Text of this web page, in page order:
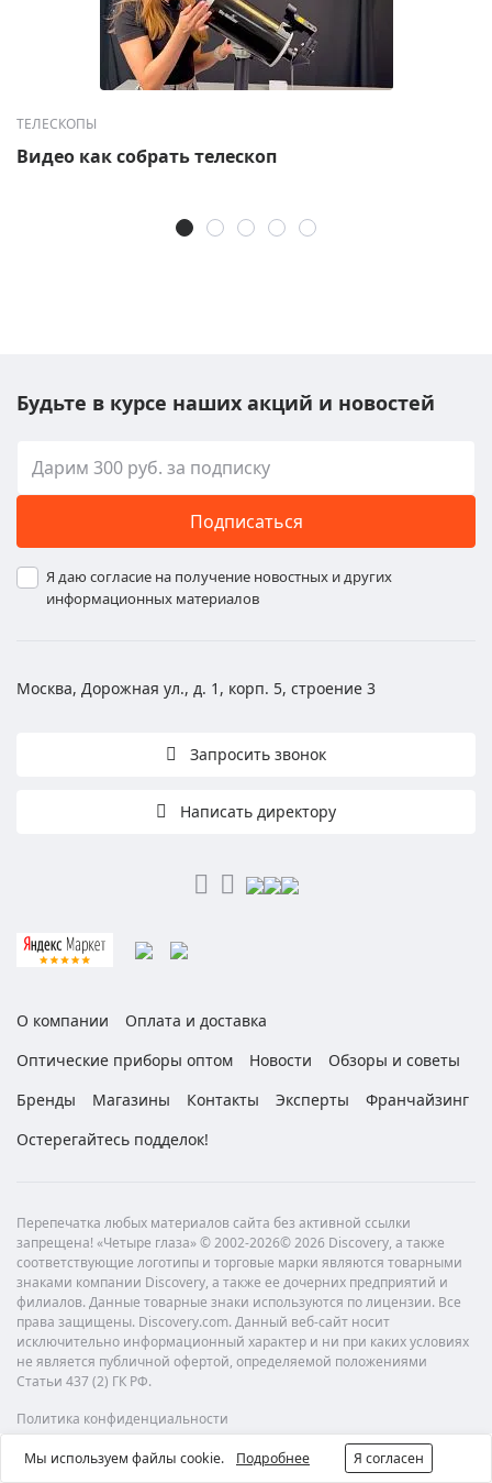
ТЕЛЕСКОПЫ
Видео как собрать телескоп
Будьте в курсе наших акций и новостей
Подписаться
Я даю согласие на получение новостных и других
информационных материалов
Москва, Дорожная ул., д. 1, корп. 5, строение 3
Запросить звонок
Написать директору
О компании
Оплата и доставка
Оптические приборы оптом
Новости
Обзоры и советы
Бренды
Магазины Контакты Эксперты
Франчайзинг
Остерегайтесь подделок!
Перепечатка любых материалов сайта без активной ссылки
запрещена! «Четыре глаза» © 2002-2026© 2026 Discovery, а также
соответствующие логотипы и торговые марки являются товарными
знаками компании Discovery, а также ее дочерних предприятий и
филиалов. Данные товарные знаки используются по лицензии. Все
права защищены. Discovery.com. Данный веб-сайт носит
исключительно информационный характер и ни при каких условиях
не является публичной офертой, определяемой положениями
Статьи 437 (2) ГК РФ.
Политика конфиденциальности
Мы используем файлы cookie. Подробнее Я согласен